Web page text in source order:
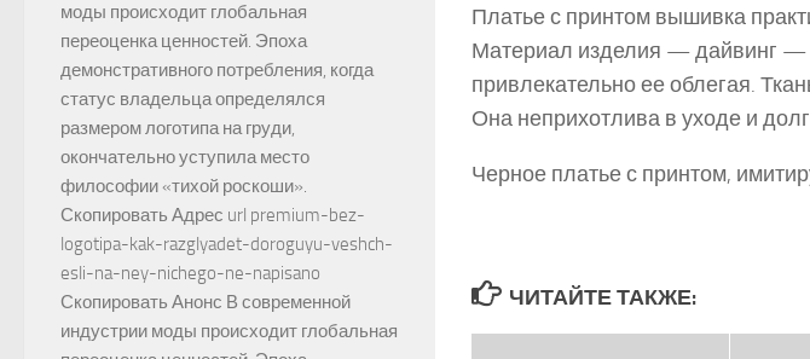
Платье с принтом вышивка
Материал изделия — дайвинг —
привлекательно ее облегая.
Она неприхотлива в уходе и
Черное платье с принтом,
ЧИТАЙТЕ ТАКЖЕ:
моды происходит глобальная
переоценка ценностей. Эпоха
демонстративного потребления, когда
статус владельца определялся
размером логотипа на груди,
окончательно уступила место
философии «тихой роскоши».
Скопировать Адрес url premium-bez-
logotipa-kak-razglyadet-doroguyu-veshch-
esli-na-ney-nichego-ne-napisano
Скопировать Анонс В современной
индустрии моды происходит глобальная